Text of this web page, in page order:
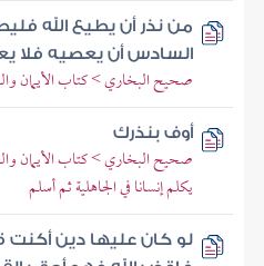
من نذر أن يطيع الله
السادس أن يعصيه فلا
صحيح البخاري > كتاب الأيمان
أوف بنذرك
صحيح البخاري > كتاب الأيمان
يكلم إنسانا في الجاهلية ثم أسلم
لو كان عليها دين